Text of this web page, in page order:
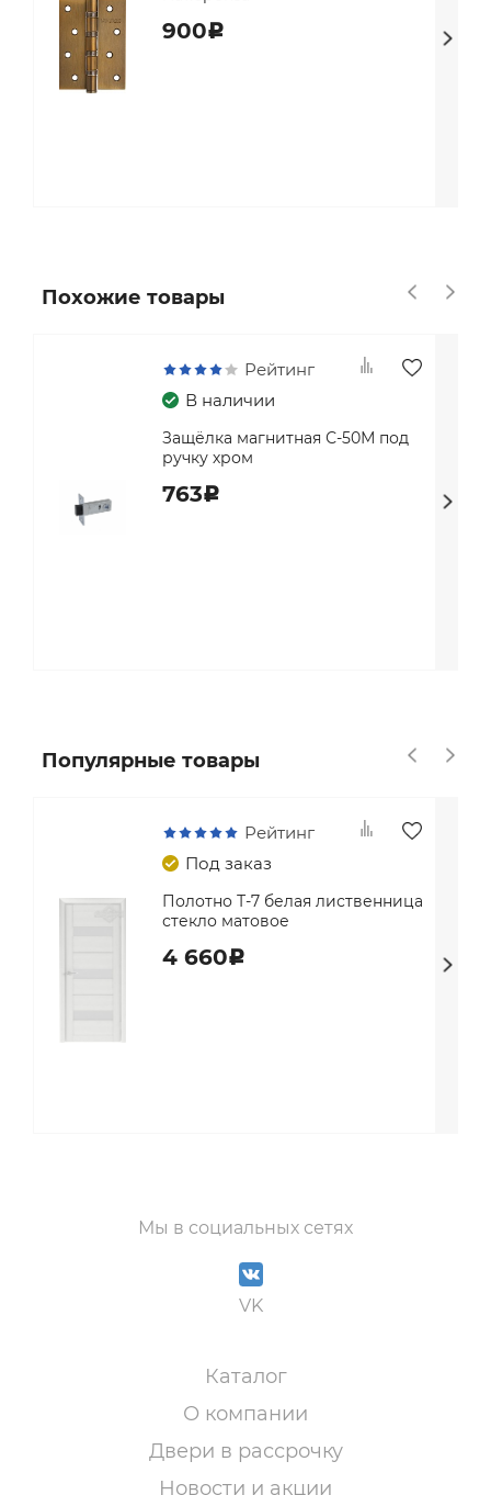
900c
Похожие товары
Рейтинг
В наличии
Защёлка магнитная С-50М под
ручку хром
763c
Популярные товары
Рейтинг
Под заказ
Полотно Т-7 белая лиственница
стекло матовое
4 660c
Мы в социальных сетях
VK
Каталог
О компании
Двери в рассрочку
Новости и акции